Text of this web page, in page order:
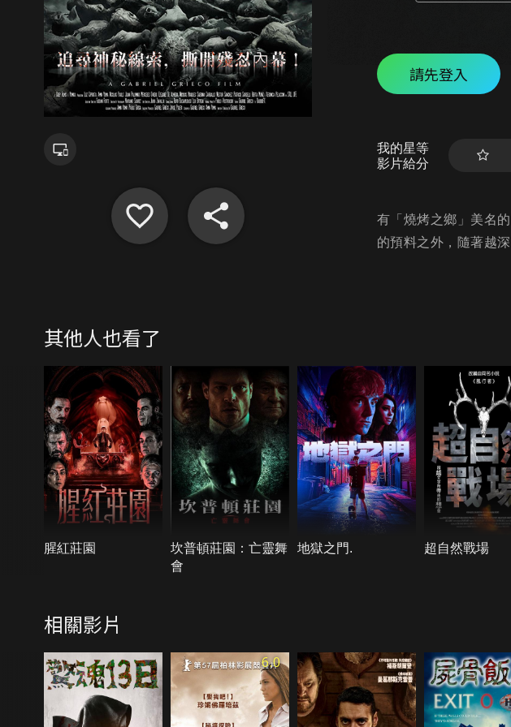
請先登入
我的星等
影片給分
有「燒烤之鄉」美名
的預料之外，隨著越
其他人也看了
腥紅莊園
坎普頓莊園：亡靈舞
會
地獄之門. 超自然戰場
相關影片
6.0